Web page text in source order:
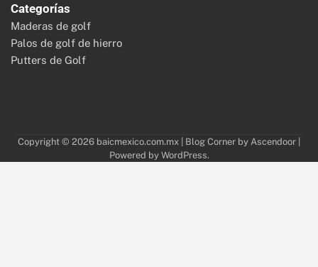
Categorías
Maderas de golf
Palos de golf de hierro
Putters de Golf
Copyright © 2026 baicmexico.com.mx | Blog Corner by Ascendoor |
Powered by WordPress.